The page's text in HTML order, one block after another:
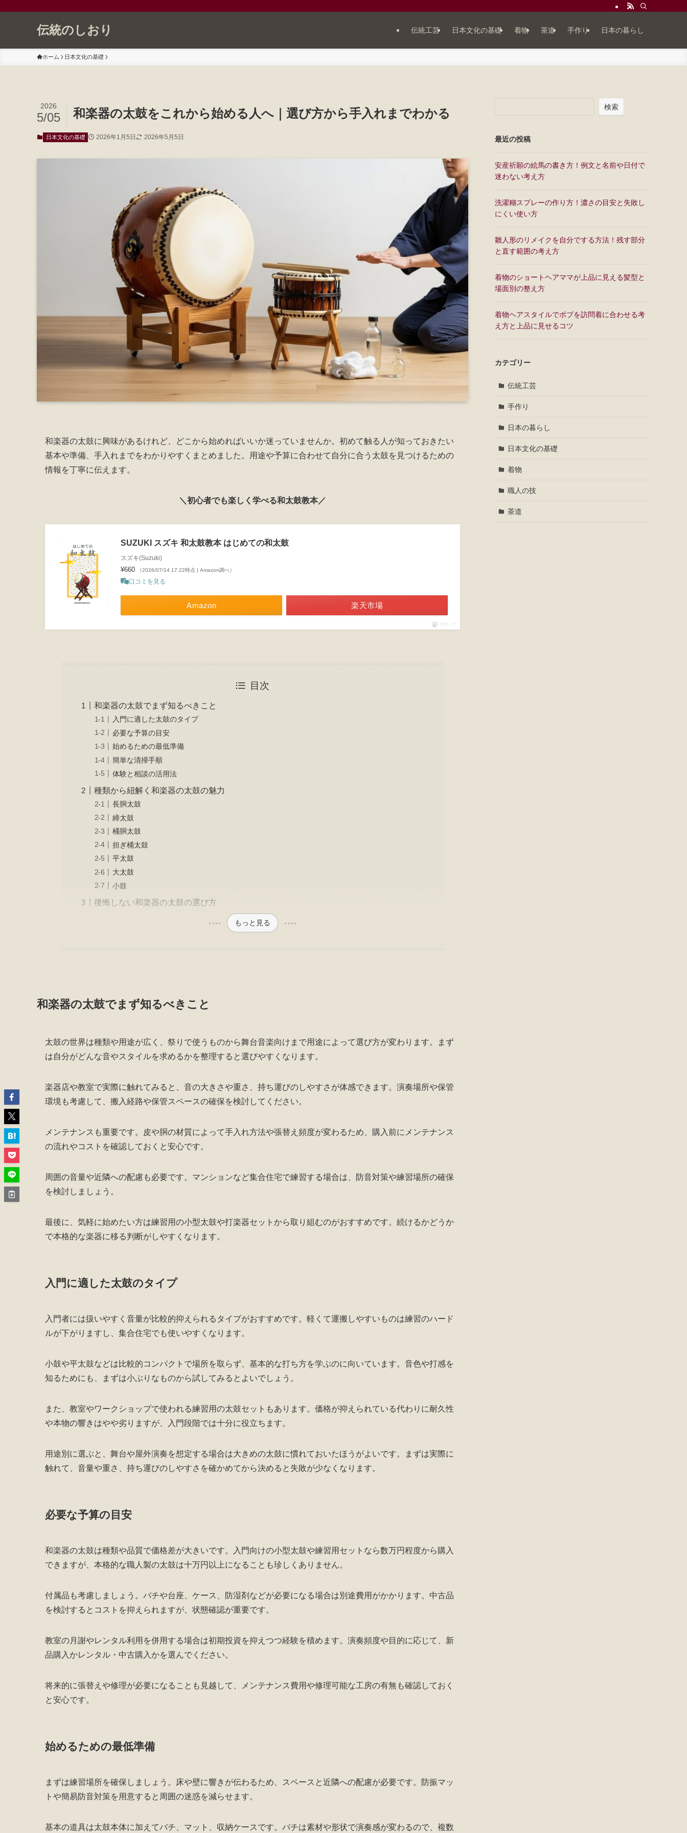
伝統のしおり 伝統工芸 日本文化の基礎 着物 茶道 手作り 日本の暮らし
ホーム 日本文化の基礎
和楽器の太鼓をこれから始める人へ｜選び方から手入れまでわかる
2026
5/05
日本文化の基礎 2026年1月5日 2026年5月5日
和楽器の太鼓に興味があるけれど、どこから始めればいいか迷っていませんか。初めて触る人が知っておきたい
基本や準備、手入れまでをわかりやすくまとめました。用途や予算に合わせて自分に合う太鼓を見つけるための
情報を丁寧に伝えます。
＼初心者でも楽しく学べる和太鼓教本／
SUZUKI スズキ 和太鼓教本 はじめての和太鼓
スズキ(Suzuki)
¥660 （2026/07/14 17:22時点 | Amazon調べ）
口コミを見る
Amazon 楽天市場
ポチップ
目次
和楽器の太鼓でまず知るべきこと
入門に適した太鼓のタイプ
必要な予算の目安
始めるための最低準備
簡単な清掃手順
体験と相談の活用法
種類から紐解く和楽器の太鼓の魅力
長胴太鼓
締太鼓
桶胴太鼓
担ぎ桶太鼓
平太鼓
大太鼓
小鼓
後悔しない和楽器の太鼓の選び方
もっと見る
和楽器の太鼓でまず知るべきこと
太鼓の世界は種類や用途が広く、祭りで使うものから舞台音楽向けまで用途によって選び方が変わります。まず
は自分がどんな音やスタイルを求めるかを整理すると選びやすくなります。
楽器店や教室で実際に触れてみると、音の大きさや重さ、持ち運びのしやすさが体感できます。演奏場所や保管
環境も考慮して、搬入経路や保管スペースの確保を検討してください。
メンテナンスも重要です。皮や胴の材質によって手入れ方法や張替え頻度が変わるため、購入前にメンテナンス
の流れやコストを確認しておくと安心です。
周囲の音量や近隣への配慮も必要です。マンションなど集合住宅で練習する場合は、防音対策や練習場所の確保
を検討しましょう。
最後に、気軽に始めたい方は練習用の小型太鼓や打楽器セットから取り組むのがおすすめです。続けるかどうか
で本格的な楽器に移る判断がしやすくなります。
入門に適した太鼓のタイプ
入門者には扱いやすく音量が比較的抑えられるタイプがおすすめです。軽くて運搬しやすいものは練習のハード
ルが下がりますし、集合住宅でも使いやすくなります。
小鼓や平太鼓などは比較的コンパクトで場所を取らず、基本的な打ち方を学ぶのに向いています。音色や打感を
知るためにも、まずは小ぶりなものから試してみるとよいでしょう。
また、教室やワークショップで使われる練習用の太鼓セットもあります。価格が抑えられている代わりに耐久性
や本物の響きはやや劣りますが、入門段階では十分に役立ちます。
用途別に選ぶと、舞台や屋外演奏を想定する場合は大きめの太鼓に慣れておいたほうがよいです。まずは実際に
触れて、音量や重さ、持ち運びのしやすさを確かめてから決めると失敗が少なくなります。
必要な予算の目安
和楽器の太鼓は種類や品質で価格差が大きいです。入門向けの小型太鼓や練習用セットなら数万円程度から購入
できますが、本格的な職人製の太鼓は十万円以上になることも珍しくありません。
付属品も考慮しましょう。バチや台座、ケース、防湿剤などが必要になる場合は別途費用がかかります。中古品
を検討するとコストを抑えられますが、状態確認が重要です。
教室の月謝やレンタル利用を併用する場合は初期投資を抑えつつ経験を積めます。演奏頻度や目的に応じて、新
品購入かレンタル・中古購入かを選んでください。
将来的に張替えや修理が必要になることも見越して、メンテナンス費用や修理可能な工房の有無も確認しておく
と安心です。
始めるための最低準備
まずは練習場所を確保しましょう。床や壁に響きが伝わるため、スペースと近隣への配慮が必要です。防振マッ
トや簡易防音対策を用意すると周囲の迷惑を減らせます。
基本の道具は太鼓本体に加えてバチ、マット、収納ケースです。バチは素材や形状で演奏感が変わるので、複数
検索
最近の投稿
安産祈願の絵馬の書き方！例文と名前や日付で
迷わない考え方
洗濯糊スプレーの作り方！濃さの目安と失敗し
にくい使い方
雛人形のリメイクを自分でする方法！残す部分
と直す範囲の考え方
着物のショートヘアママが上品に見える髪型と
場面別の整え方
着物ヘアスタイルでボブを訪問着に合わせる考
え方と上品に見せるコツ
カテゴリー
伝統工芸
手作り
日本の暮らし
日本文化の基礎
着物
職人の技
茶道